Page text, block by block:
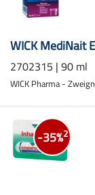
WICK MediNait
2702315 | 90 ml
WICK Pharma -
-35%2